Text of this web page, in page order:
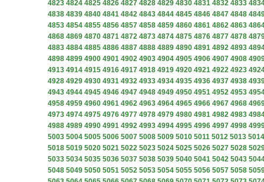
4823 4824 4825 4826 4827 4828 4829 4830 4831 4832 4833
4838 4839 4840 4841 4842 4843 4844 4845 4846 4847 4848
4853 4854 4855 4856 4857 4858 4859 4860 4861 4862 4863
4868 4869 4870 4871 4872 4873 4874 4875 4876 4877 4878
4883 4884 4885 4886 4887 4888 4889 4890 4891 4892 4893
4898 4899 4900 4901 4902 4903 4904 4905 4906 4907 4908
4913 4914 4915 4916 4917 4918 4919 4920 4921 4922 4923
4928 4929 4930 4931 4932 4933 4934 4935 4936 4937 4938
4943 4944 4945 4946 4947 4948 4949 4950 4951 4952 4953
4958 4959 4960 4961 4962 4963 4964 4965 4966 4967 4968
4973 4974 4975 4976 4977 4978 4979 4980 4981 4982 4983
4988 4989 4990 4991 4992 4993 4994 4995 4996 4997 4998
5003 5004 5005 5006 5007 5008 5009 5010 5011 5012 5013 5014
5018 5019 5020 5021 5022 5023 5024 5025 5026 5027 5028
5033 5034 5035 5036 5037 5038 5039 5040 5041 5042 5043
5048 5049 5050 5051 5052 5053 5054 5055 5056 5057 5058